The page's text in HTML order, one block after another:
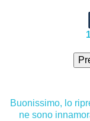
Buonissimo, lo
ne sono